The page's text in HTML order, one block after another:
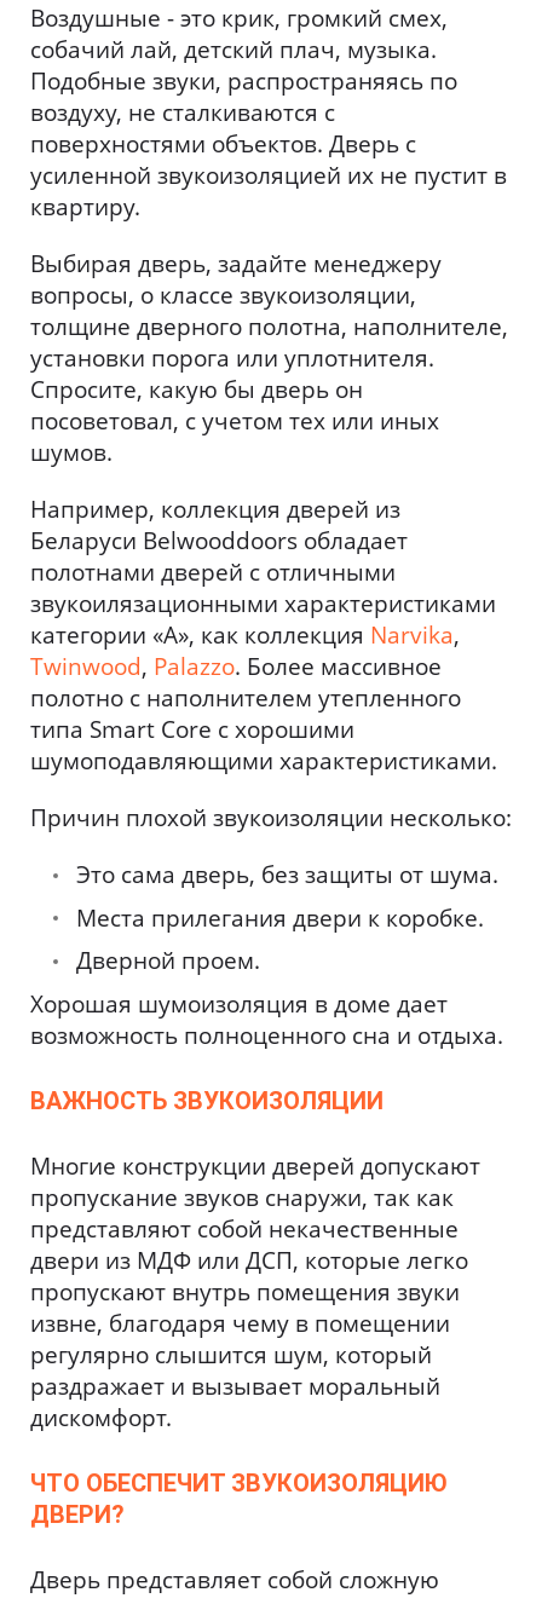
Воздушные - это крик, громкий смех,
собачий лай, детский плач, музыка.
Подобные звуки, распространяясь по
воздуху, не сталкиваются с
поверхностями объектов. Дверь с
усиленной звукоизоляцией их не пустит в
квартиру.
Выбирая дверь, задайте менеджеру
вопросы, о классе звукоизоляции,
толщине дверного полотна, наполнителе,
установки порога или уплотнителя.
Спросите, какую бы дверь он
посоветовал, с учетом тех или иных
шумов.
Например, коллекция дверей из
Беларуси Belwooddoors обладает
полотнами дверей с отличными
звукоилязационными характеристиками
категории «А», как коллекция Narvika,
Twinwood, Palazzo. Более массивное
полотно с наполнителем утепленного
типа Smart Core с хорошими
шумоподавляющими характеристиками.
Причин плохой звукоизоляции несколько:
Это сама дверь, без защиты от шума.
Места прилегания двери к коробке.
Дверной проем.
Хорошая шумоизоляция в доме дает
возможность полноценного сна и отдыха.
ВАЖНОСТЬ ЗВУКОИЗОЛЯЦИИ
Многие конструкции дверей допускают
пропускание звуков снаружи, так как
представляют собой некачественные
двери из МДФ или ДСП, которые легко
пропускают внутрь помещения звуки
извне, благодаря чему в помещении
регулярно слышится шум, который
раздражает и вызывает моральный
дискомфорт.
ЧТО ОБЕСПЕЧИТ ЗВУКОИЗОЛЯЦИЮ
ДВЕРИ?
Дверь представляет собой сложную